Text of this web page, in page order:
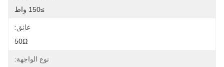
≥150 واط
عائق:
50Ω
نوع الواجهة: